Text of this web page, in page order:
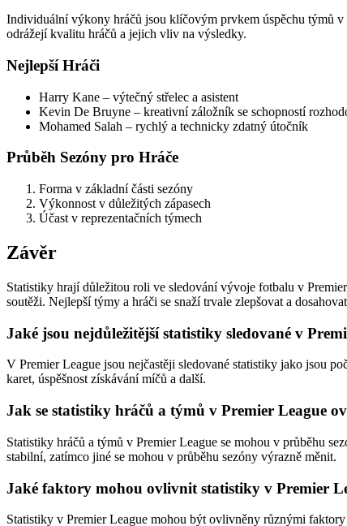
Individuální výkony hráčů jsou klíčovým prvkem úspěchu týmů v
odrážejí kvalitu hráčů a jejich vliv na výsledky.
Nejlepší Hráči
Harry Kane – výtečný střelec a asistent
Kevin De Bruyne – kreativní záložník se schopností
Mohamed Salah – rychlý a technicky zdatný útočník
Průběh Sezóny pro Hráče
Forma v základní části sezóny
Výkonnost v důležitých zápasech
Účast v reprezentačních týmech
Závěr
Statistiky hrají důležitou roli ve sledování vývoje fotbalu v
soutěži. Nejlepší týmy a hráči se snaží trvale zlepšovat a
Jaké jsou nejdůležitější statistiky sledované v
V Premier League jsou nejčastěji sledované statistiky jako jsou
karet, úspěšnost získávání míčů a další.
Jak se statistiky hráčů a týmů v Premier League
Statistiky hráčů a týmů v Premier League se mohou v průběhu
stabilní, zatímco jiné se mohou v průběhu sezóny výrazně měnit.
Jaké faktory mohou ovlivnit statistiky v Premier
Statistiky v Premier League mohou být ovlivněny různými